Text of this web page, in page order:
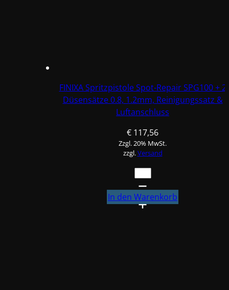
FINIXA Spritzpistole Spot-Repair SPG100 + 2
Düsensätze 0.8, 1.2mm, Reinigungssatz &
Luftanschluss
€ 117,56
Zzgl. 20% MwSt.
zzgl.Versand
FINIXA
Spritzpistole
Spot-
Repair
In den Warenkorb